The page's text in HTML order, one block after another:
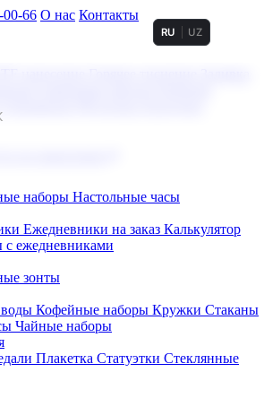
00-66 О нас Контакты
RU UZ
наборы Настольные часы
Ежедневники на заказ Калькулятор
с ежедневниками
зонты
Кофейные наборы Кружки Стаканы
Чайные наборы
Плакетка Статуэтки Стеклянные